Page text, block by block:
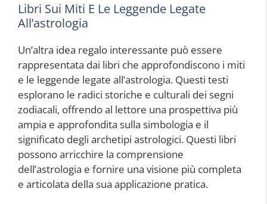
Libri Sui Miti E Le Leggende Legate
All’astrologia
Un’altra idea regalo interessante può essere
rappresentata dai libri che approfondiscono i miti
e le leggende legate all’astrologia. Questi testi
esplorano le radici storiche e culturali dei segni
zodiacali, offrendo al lettore una prospettiva più
ampia e approfondita sulla simbologia e il
significato degli archetipi astrologici. Questi libri
possono arricchire la comprensione
dell’astrologia e fornire una visione più completa
e articolata della sua applicazione pratica.